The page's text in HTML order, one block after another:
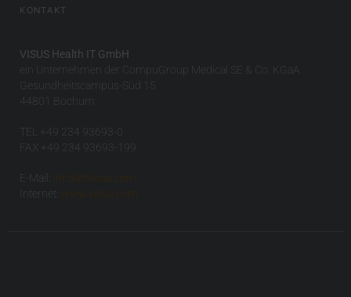
KONTAKT
VISUS Health IT GmbH
ein Unternehmen der CompuGroup Medical SE & Co. KGaA
Gesundheitscampus-Süd 15
44801 Bochum
TEL +49 234 93693-0
FAX +49 234 93693-199
E-Mail:
info(at)visus.com
Internet:
www.visus.com